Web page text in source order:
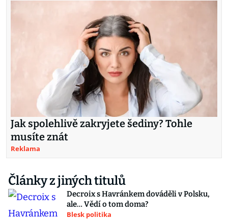
Jak spolehlivě zakryjete šediny? Tohle
musíte znát
Reklama
Články z jiných titulů
Decroix s Havránkem dováděli v Polsku,
ale… Vědí o tom doma?
Blesk politika